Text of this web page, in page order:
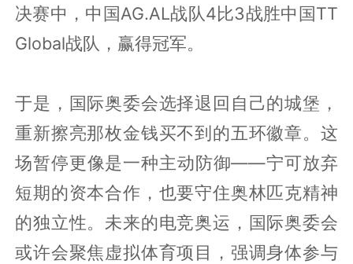
决赛中，中国AG.AL战队4比3战胜中国TT
Global战队，赢得冠军。
于是，国际奥委会选择退回自己的城堡，
重新擦亮那枚金钱买不到的五环徽章。这
场暂停更像是一种主动防御——宁可放弃
短期的资本合作，也要守住奥林匹克精神
的独立性。未来的电竞奥运，国际奥委会
或许会聚焦虚拟体育项目，强调身体参与